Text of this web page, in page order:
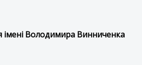
імені Володимира Винниченка